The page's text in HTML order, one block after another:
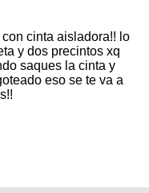
cinta aisladora!! lo
y dos precintos xq
saques la cinta y
eso se te va a